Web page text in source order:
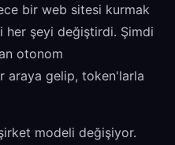
bir web sitesi kurmak
her şeyi değiştirdi. Şimdi
otonom
araya gelip, token'larla
modeli değişiyor.